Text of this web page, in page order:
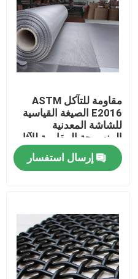
المنزل
المنتجات
حولنا
مقاومة للتآكل ASTM
E2016 الصيغة القياسية
للشاشة المعدنية
المنسوجة المقاومة للآثار
الثقيلة
إرسال استفسار